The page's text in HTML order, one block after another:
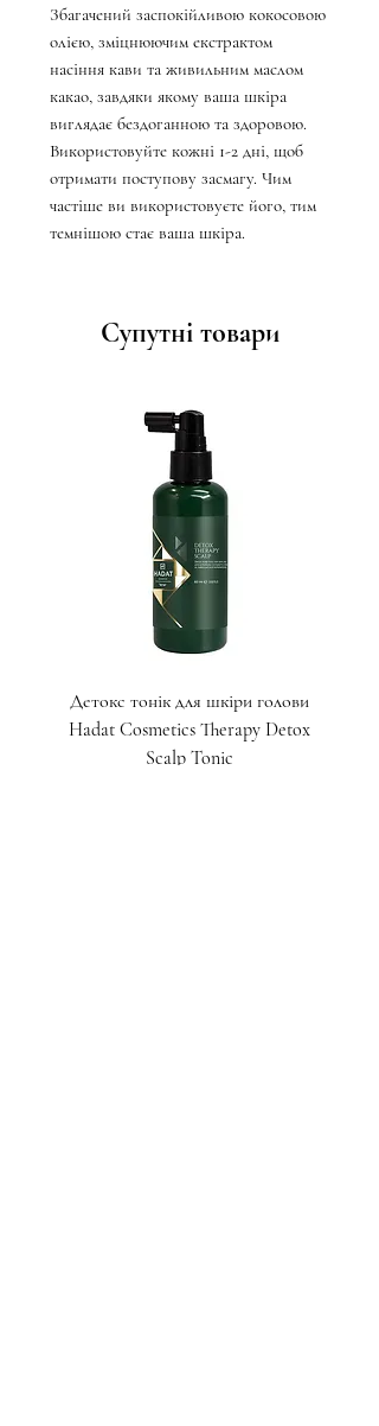
Збагачений заспокійливою кокосовою
олією, зміцнюючим екстрактом
насіння кави та живильним маслом
какао, завдяки якому ваша шкіра
виглядає бездоганною та здоровою.
Використовуйте кожні 1-2 дні, щоб
отримати поступову засмагу. Чим
частіше ви використовуєте його, тим
темнішою стає ваша шкіра.
Супутні товари
Детокс тонік для шкіри голови
Hadat Cosmetics Therapy Detox
Scalp Tonic